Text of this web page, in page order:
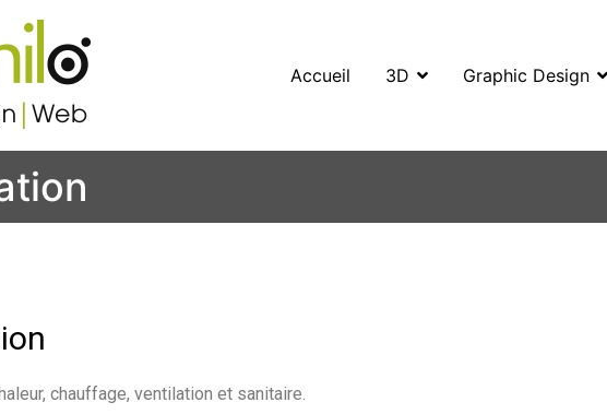
Votre spécialiste en 3D, Images de synthèse, Graphic design et Web
Accueil 3D Graphic Design
chauffage, ventilation et sanitaire.